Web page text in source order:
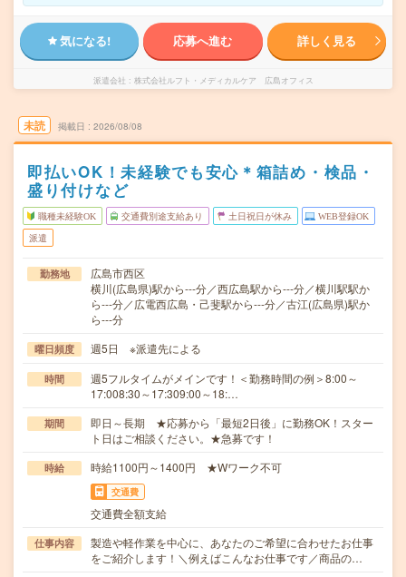
気になる! 応募へ進む 詳しく見る
派遣会社 株式会社ルフト・メディカルケア 広島オフィス
未読 掲載日 2026/08/08
即払いOK！未経験でも安心＊箱詰め・検品・
盛り付けなど
職種未経験OK 交通費別途支給あり 土日祝日が休み WEB登録OK
派遣
勤務地
広島市西区
横川(広島県)駅から---分／西広島駅から---分／横川駅駅か
ら---分／広電西広島・己斐駅から---分／古江(広島県)駅か
ら---分
曜日頻度 週5日 ※派遣先による
時間
週5フルタイムがメインです！＜勤務時間の例＞8:00～
17:008:30～17:309:00～18:…
期間
即日～長期 ★応募から「最短2日後」に勤務OK！スター
ト日はご相談ください。★急募です！
時給 時給1100円～1400円 ★Wワーク不可
交通費
交通費全額支給
仕事内容
製造や軽作業を中心に、あなたのご希望に合わせたお仕事
をご紹介します！＼例えばこんなお仕事です／商品の…